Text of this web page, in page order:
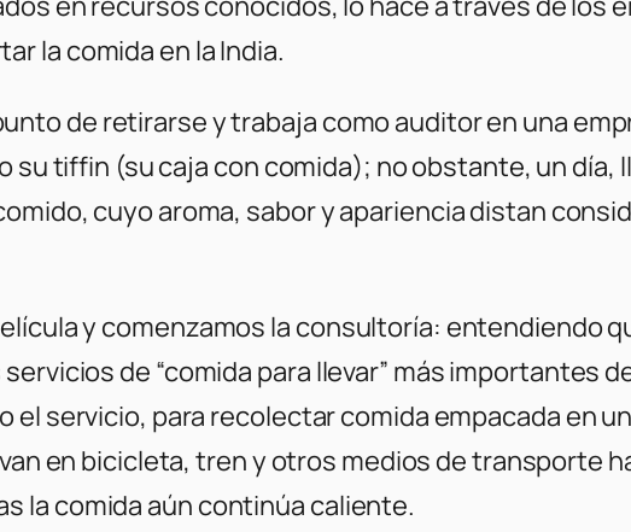
la comida en la India.
de retirarse y trabaja como auditor en una
su tiffin (su caja con comida); no obstante, un
cuyo aroma, sabor y apariencia distan
y comenzamos la consultoría: entendiendo
de “comida para llevar” más importantes
el servicio, para recolectar comida empacada en
en bicicleta, tren y otros medios de transporte
la comida aún continúa caliente.